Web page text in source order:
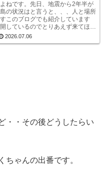
ねです。先日、地震から2年半が
の状況はと言うと、、、人と場所
このブログでも紹介しています
しているのでとりあえず来てほし
は少な目ですが、、、参考サイト
2026.07.06
・・その後どうしたらい
ちゃんの出番です。